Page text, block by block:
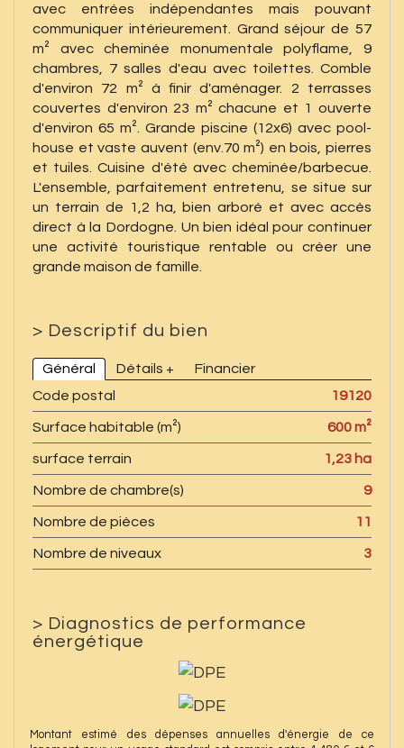
avec entrées indépendantes mais pouvant
communiquer intérieurement. Grand séjour de 57
m² avec cheminée monumentale polyflame, 9
chambres, 7 salles d'eau avec toilettes. Comble
d'environ 72 m² à finir d'aménager. 2 terrasses
couvertes d'environ 23 m² chacune et 1 ouverte
d'environ 65 m². Grande piscine (12x6) avec pool-
house et vaste auvent (env.70 m²) en bois, pierres
et tuiles. Cuisine d'été avec cheminée/barbecue.
L'ensemble, parfaitement entretenu, se situe sur
un terrain de 1,2 ha, bien arboré et avec accès
direct à la Dordogne. Un bien idéal pour continuer
une activité touristique rentable ou créer une
grande maison de famille.
> Descriptif du bien
Général Détails +
Financier
Code postal
19120
Surface habitable (m²) 600 m²
surface terrain 1,23 ha
Nombre de chambre(s) 9
Nombre de pièces 11
Nombre de niveaux 3
> Diagnostics de performance
énergétique
Montant estimé des dépenses annuelles d'énergie de ce